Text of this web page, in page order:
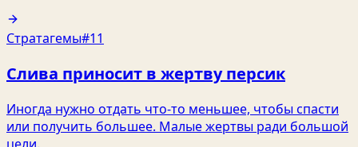
Стратагемы#11
Слива приносит в жертву персик
Иногда нужно отдать что-то меньшее, чтобы спасти
или получить большее. Малые жертвы ради большой
цели.